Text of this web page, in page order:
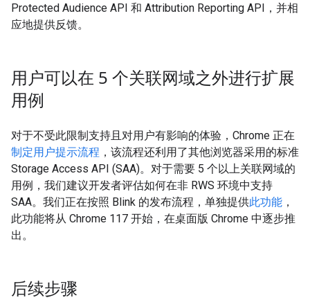
Protected Audience API 和 Attribution Reporting API，并相
应地提供反馈。
用户可以在 5 个关联网域之外进行扩展
用例
对于不受此限制支持且对用户有影响的体验，Chrome 正在
制定用户提示流程 ，该流程还利用了其他浏览器采用的标准
Storage Access API (SAA)。对于需要 5 个以上关联网域的
用例，我们建议开发者评估如何在非 RWS 环境中支持
SAA。我们正在按照 Blink 的发布流程，单独提供此功能 ，
此功能将从 Chrome 117 开始，在桌面版 Chrome 中逐步推
出。
后续步骤